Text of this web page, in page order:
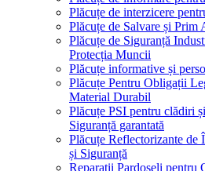
Plăcuțe de interzicere
Plăcuțe de Salvare și Prim
Plăcuțe de Siguranță
Protecția Muncii
Plăcuțe informative și
Plăcuțe Pentru Obligații
Material Durabil
Plăcuțe PSI pentru clădiri
Siguranță garantată
Plăcuțe Reflectorizante
și Siguranță
Reparații Pardoseli pentru